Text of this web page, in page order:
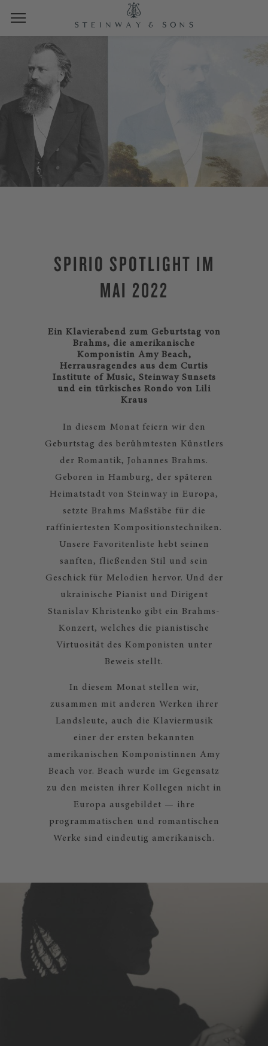
SPIRIO SPOTLIGHT IM
MAI 2022
Ein Klavierabend zum Geburtstag von
Brahms, die amerikanische
Komponistin Amy Beach,
Herrausragendes aus dem Curtis
Institute of Music, Steinway Sunsets
und ein türkisches Rondo von Lili
Kraus
In diesem Monat feiern wir den
Geburtstag des berühmtesten Künstlers
der Romantik, Johannes Brahms.
Geboren in Hamburg, der späteren
Heimatstadt von Steinway in Europa,
setzte Brahms Maßstäbe für die
raffiniertesten Kompositionstechniken.
Unsere Favoritenliste hebt seinen
sanften, fließenden Stil und sein
Geschick für Melodien hervor. Und der
ukrainische Pianist und Dirigent
Stanislav Khristenko gibt ein Brahms-
Konzert, welches die pianistische
Virtuosität des Komponisten unter
Beweis stellt.
In diesem Monat stellen wir,
zusammen mit anderen Werken ihrer
Landsleute, auch die Klaviermusik
einer der ersten bekannten
amerikanischen Komponistinnen Amy
Beach vor. Beach wurde im Gegensatz
zu den meisten ihrer Kollegen nicht in
Europa ausgebildet — ihre
programmatischen und romantischen
Werke sind eindeutig amerikanisch.